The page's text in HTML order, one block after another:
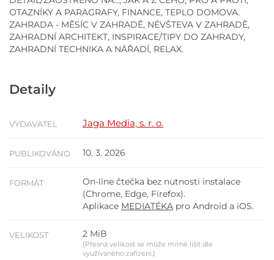
OTAZNÍKY A PARAGRAFY, FINANCE, TEPLO DOMOVA.
ZAHRADA - MĚSÍC V ZAHRADĚ, NÉVŠTEVA V ZAHRADĚ,
ZAHRADNÍ ARCHITEKT, INSPIRACE/TIPY DO ZAHRADY,
ZAHRADNÍ TECHNIKA A NÁŘADÍ, RELAX.
Detaily
VYDAVATEL Jaga Media, s. r. o.
PUBLIKOVÁNO 10. 3. 2026
FORMÁT
On-line čtečka bez nutnosti instalace
(Chrome, Edge, Firefox).
Aplikace MEDIATÉKA pro Android a iOS.
VELIKOST 2 MiB
(Přesná velikost se může mírně lišit dle
využívaného zařízení.)